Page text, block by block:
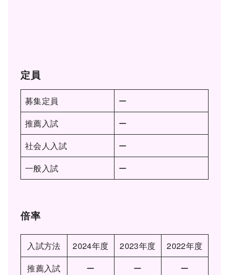
定員
募集定員
ー
推薦入試
ー
社会人入試
ー
一般入試
ー
倍率
入試方法 2024年度 2023年度
2022年度
推薦入試
ー ー
ー